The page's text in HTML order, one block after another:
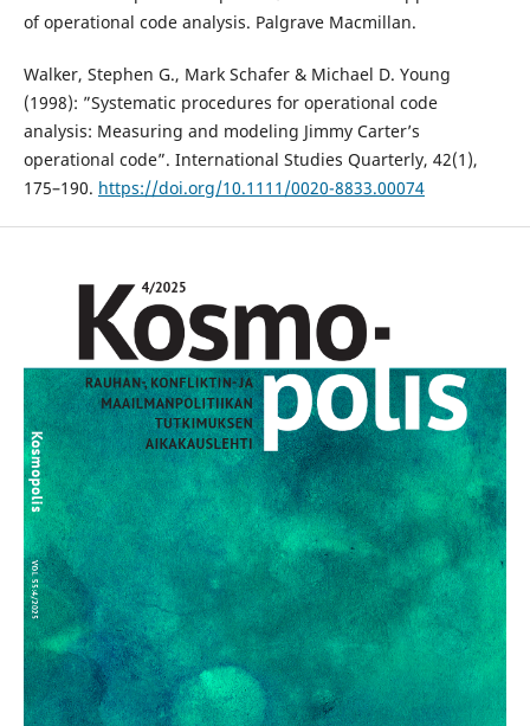
of operational code analysis. Palgrave Macmillan.
Walker, Stephen G., Mark Schafer & Michael D. Young
(1998): ”Systematic procedures for operational code
analysis: Measuring and modeling Jimmy Carter’s
operational code”. International Studies Quarterly, 42(1),
175–190. https://doi.org/10.1111/0020-8833.00074